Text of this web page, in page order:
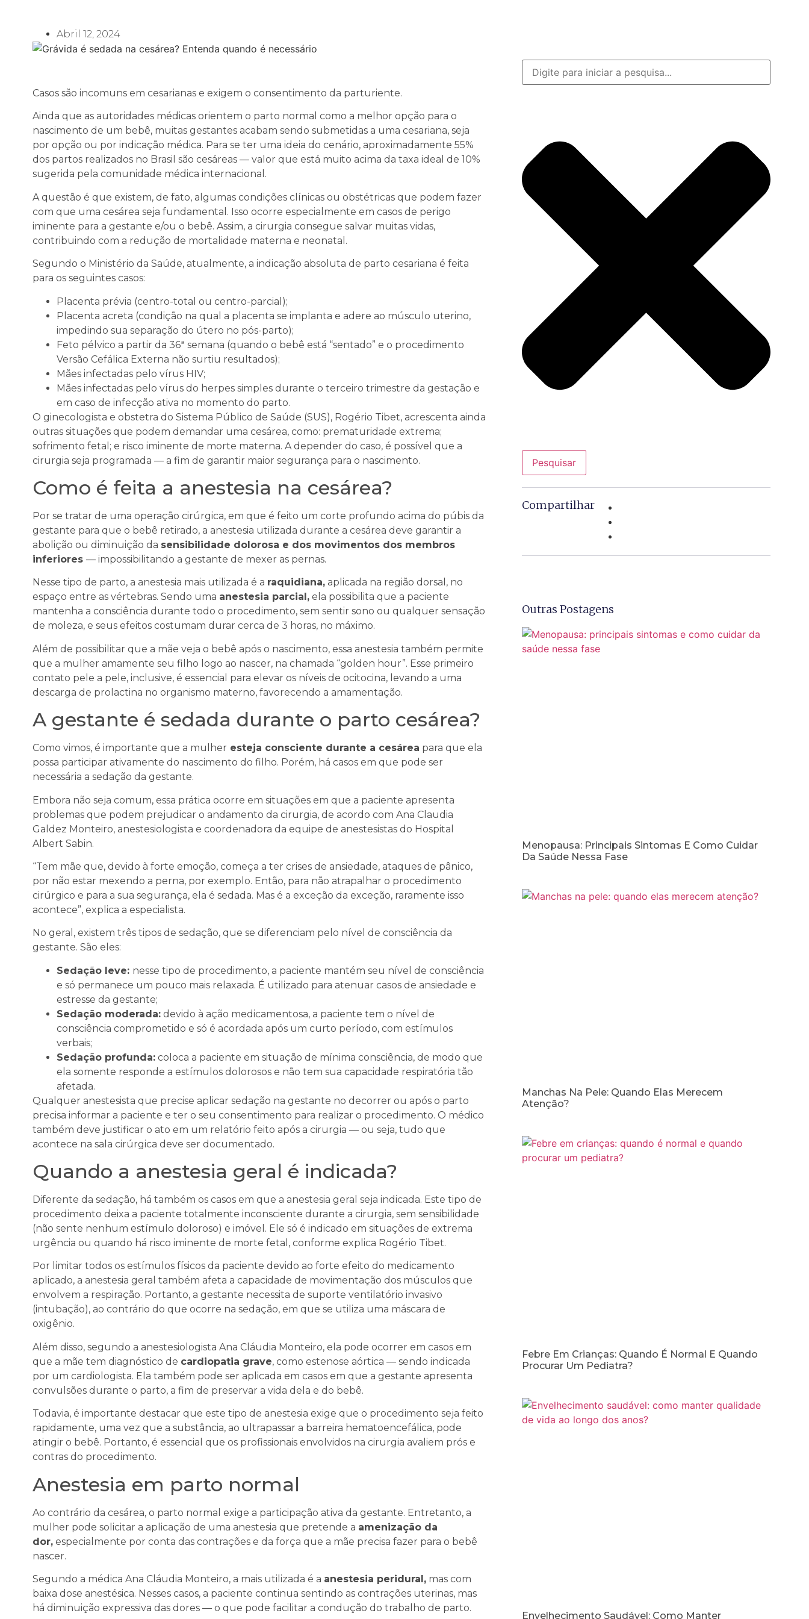
Abril 12, 2024
Casos são incomuns em cesarianas e exigem o consentimento da parturiente.
Ainda que as autoridades médicas orientem o parto normal como a melhor opção para o
nascimento de um bebê, muitas gestantes acabam sendo submetidas a uma cesariana, seja
por opção ou por indicação médica. Para se ter uma ideia do cenário, aproximadamente 55%
dos partos realizados no Brasil são cesáreas — valor que está muito acima da taxa ideal de 10%
sugerida pela comunidade médica internacional.
A questão é que existem, de fato, algumas condições clínicas ou obstétricas que podem fazer
com que uma cesárea seja fundamental. Isso ocorre especialmente em casos de perigo
iminente para a gestante e/ou o bebê. Assim, a cirurgia consegue salvar muitas vidas,
contribuindo com a redução de mortalidade materna e neonatal.
Segundo o Ministério da Saúde, atualmente, a indicação absoluta de parto cesariana é feita
para os seguintes casos:
Placenta prévia (centro-total ou centro-parcial);
Placenta acreta (condição na qual a placenta se implanta e adere ao músculo uterino,
impedindo sua separação do útero no pós-parto);
Feto pélvico a partir da 36ª semana (quando o bebê está “sentado” e o procedimento
Versão Cefálica Externa não surtiu resultados);
Mães infectadas pelo vírus HIV;
Mães infectadas pelo vírus do herpes simples durante o terceiro trimestre da gestação e
em caso de infecção ativa no momento do parto.
O ginecologista e obstetra do Sistema Público de Saúde (SUS), Rogério Tibet, acrescenta ainda
outras situações que podem demandar uma cesárea, como: prematuridade extrema;
sofrimento fetal; e risco iminente de morte materna. A depender do caso, é possível que a
cirurgia seja programada — a fim de garantir maior segurança para o nascimento.
Como é feita a anestesia na cesárea?
Por se tratar de uma operação cirúrgica, em que é feito um corte profundo acima do púbis da
gestante para que o bebê retirado, a anestesia utilizada durante a cesárea deve garantir a
abolição ou diminuição da sensibilidade dolorosa e dos movimentos dos membros
inferiores — impossibilitando a gestante de mexer as pernas.
Nesse tipo de parto, a anestesia mais utilizada é a raquidiana,aplicada na região dorsal, no
espaço entre as vértebras. Sendo uma anestesia parcial,ela possibilita que a paciente
mantenha a consciência durante todo o procedimento, sem sentir sono ou qualquer sensação
de moleza, e seus efeitos costumam durar cerca de 3 horas, no máximo.
Além de possibilitar que a mãe veja o bebê após o nascimento, essa anestesia também permite
que a mulher amamente seu filho logo ao nascer, na chamada “golden hour”. Esse primeiro
contato pele a pele, inclusive, é essencial para elevar os níveis de ocitocina, levando a uma
descarga de prolactina no organismo materno, favorecendo a amamentação.
A gestante é sedada durante o parto cesárea?
Como vimos, é importante que a mulher esteja consciente durante a cesárea para que ela
possa participar ativamente do nascimento do filho. Porém, há casos em que pode ser
necessária a sedação da gestante.
Embora não seja comum, essa prática ocorre em situações em que a paciente apresenta
problemas que podem prejudicar o andamento da cirurgia, de acordo com Ana Claudia
Galdez Monteiro, anestesiologista e coordenadora da equipe de anestesistas do Hospital
Albert Sabin.
“Tem mãe que, devido à forte emoção, começa a ter crises de ansiedade, ataques de pânico,
por não estar mexendo a perna, por exemplo. Então, para não atrapalhar o procedimento
cirúrgico e para a sua segurança, ela é sedada. Mas é a exceção da exceção, raramente isso
acontece”, explica a especialista.
No geral, existem três tipos de sedação, que se diferenciam pelo nível de consciência da
gestante. São eles:
Sedação leve: nesse tipo de procedimento, a paciente mantém seu nível de consciência
e só permanece um pouco mais relaxada. É utilizado para atenuar casos de ansiedade e
estresse da gestante;
Sedação moderada:devido à ação medicamentosa, a paciente tem o nível de
consciência comprometido e só é acordada após um curto período, com estímulos
verbais;
Sedação profunda:coloca a paciente em situação de mínima consciência, de modo que
ela somente responde a estímulos dolorosos e não tem sua capacidade respiratória tão
afetada.
Qualquer anestesista que precise aplicar sedação na gestante no decorrer ou após o parto
precisa informar a paciente e ter o seu consentimento para realizar o procedimento. O médico
também deve justificar o ato em um relatório feito após a cirurgia — ou seja, tudo que
acontece na sala cirúrgica deve ser documentado.
Quando a anestesia geral é indicada?
Diferente da sedação, há também os casos em que a anestesia geral seja indicada. Este tipo de
procedimento deixa a paciente totalmente inconsciente durante a cirurgia, sem sensibilidade
(não sente nenhum estímulo doloroso) e imóvel. Ele só é indicado em situações de extrema
urgência ou quando há risco iminente de morte fetal, conforme explica Rogério Tibet.
Por limitar todos os estímulos físicos da paciente devido ao forte efeito do medicamento
aplicado, a anestesia geral também afeta a capacidade de movimentação dos músculos que
envolvem a respiração. Portanto, a gestante necessita de suporte ventilatório invasivo
(intubação), ao contrário do que ocorre na sedação, em que se utiliza uma máscara de
oxigênio.
Além disso, segundo a anestesiologista Ana Cláudia Monteiro, ela pode ocorrer em casos em
que a mãe tem diagnóstico de cardiopatia grave, como estenose aórtica — sendo indicada
por um cardiologista. Ela também pode ser aplicada em casos em que a gestante apresenta
convulsões durante o parto, a fim de preservar a vida dela e do bebê.
Todavia, é importante destacar que este tipo de anestesia exige que o procedimento seja feito
rapidamente, uma vez que a substância, ao ultrapassar a barreira hematoencefálica, pode
atingir o bebê. Portanto, é essencial que os profissionais envolvidos na cirurgia avaliem prós e
contras do procedimento.
Anestesia em parto normal
Ao contrário da cesárea, o parto normal exige a participação ativa da gestante. Entretanto, a
mulher pode solicitar a aplicação de uma anestesia que pretende a amenização da
dor,especialmente por conta das contrações e da força que a mãe precisa fazer para o bebê
nascer.
Segundo a médica Ana Cláudia Monteiro, a mais utilizada é a anestesia peridural,mas com
baixa dose anestésica. Nesses casos, a paciente continua sentindo as contrações uterinas, mas
há diminuição expressiva das dores — o que pode facilitar a condução do trabalho de parto.
Pesquisar
Compartilhar
Outras Postagens
Menopausa: Principais Sintomas E Como Cuidar
Da Saúde Nessa Fase
Manchas Na Pele: Quando Elas Merecem
Atenção?
Febre Em Crianças: Quando É Normal E Quando
Procurar Um Pediatra?
Envelhecimento Saudável: Como Manter